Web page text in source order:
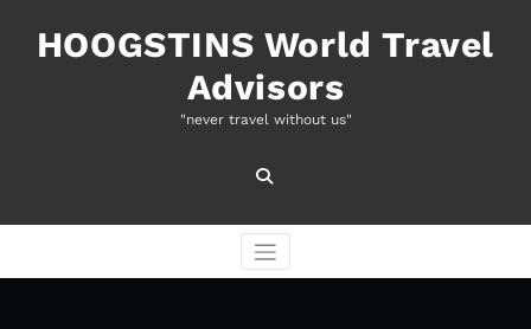
inhoudHOOGSTINS World Travel
Advisors
"never travel without us"